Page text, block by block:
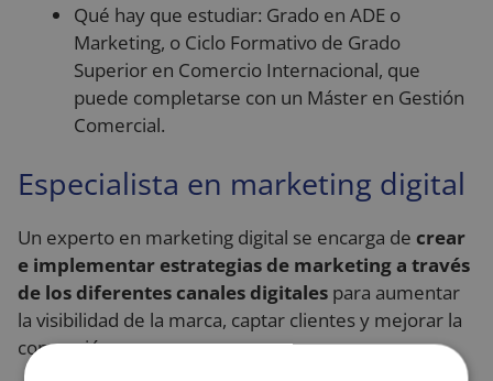
Qué hay que estudiar: Grado en ADE o
Marketing, o Ciclo Formativo de Grado
Superior en Comercio Internacional, que
puede completarse con un Máster en Gestión
Comercial.
Especialista en marketing digital
Un experto en marketing digital se encarga de crear
e implementar estrategias de marketing a través
de los diferentes canales digitales para aumentar
la visibilidad de la marca, captar clientes y mejorar la
conversión.